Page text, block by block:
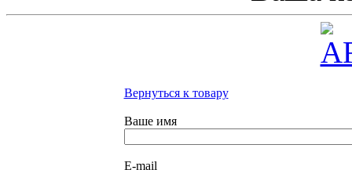
Вернуться к товару
Ваше имя
E-mail